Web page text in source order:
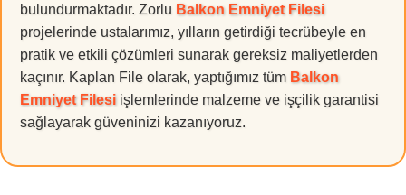
bulundurmaktadır. Zorlu Balkon Emniyet Filesi
projelerinde ustalarımız, yılların getirdiği tecrübeyle en
pratik ve etkili çözümleri sunarak gereksiz maliyetlerden
kaçınır. Kaplan File olarak, yaptığımız tüm Balkon
Emniyet Filesi işlemlerinde malzeme ve işçilik garantisi
sağlayarak güveninizi kazanıyoruz.